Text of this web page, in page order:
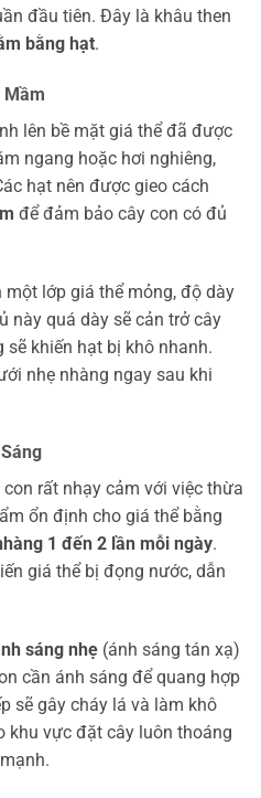
đầu tiên. Đây là khâu then
bằng hạt.
Mầm
lên bề mặt giá thể đã được
ngang hoặc hơi nghiêng,
hạt nên được gieo cách
để đảm bảo cây con có đủ
lớp giá thể mỏng, độ dày
này quá dày sẽ cản trở cây
khiến hạt bị khô nhanh.
nhẹ nhàng ngay sau khi
rất nhạy cảm với việc thừa
ổn định cho giá thể bằng
1 đến 2 lần mỗi ngày.
giá thể bị đọng nước, dẫn
sáng nhẹ (ánh sáng tán xạ)
cần ánh sáng để quang hợp
sẽ gây cháy lá và làm khô
khu vực đặt cây luôn thoáng